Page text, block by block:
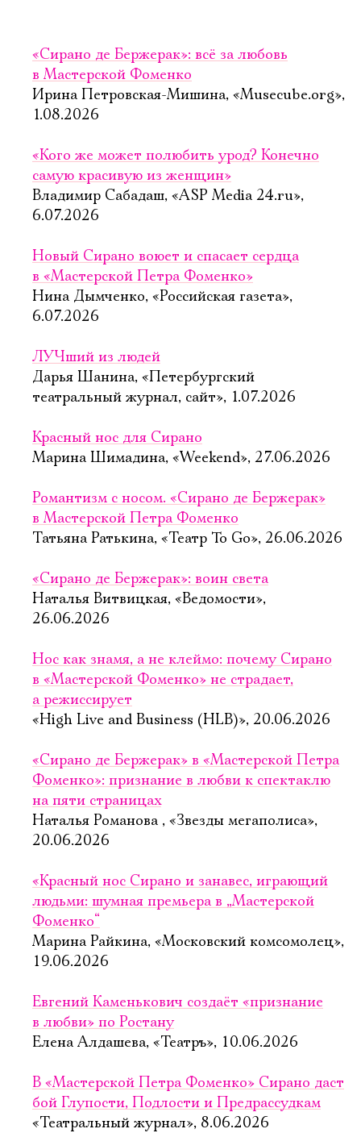
«Сирано де Бержерак»: всё за любовь
в Мастерской Фоменко
Ирина Петровская-Мишина, «Musecube.org»,
1.08.2026
«Кого же может полюбить урод? Конечно
самую красивую из женщин»
Владимир Сабадаш, «ASP Media 24.ru»,
6.07.2026
Новый Сирано воюет и спасает сердца
в «Мастерской Петра Фоменко»
Нина Дымченко, «Российская газета»,
6.07.2026
ЛУЧший из людей
Дарья Шанина, «Петербургский
театральный журнал, сайт», 1.07.2026
Красный нос для Сирано
Марина Шимадина, «Weekend», 27.06.2026
Романтизм с носом. «Сирано де Бержерак»
в Мастерской Петра Фоменко
Татьяна Ратькина, «Театр To Go», 26.06.2026
«Сирано де Бержерак»: воин света
Наталья Витвицкая, «Ведомости»,
26.06.2026
Нос как знамя, а не клеймо: почему Сирано
в «Мастерской Фоменко» не страдает,
а режиссирует
«High Live and Business (HLB)», 20.06.2026
«Сирано де Бержерак» в «Мастерской Петра
Фоменко»: признание в любви к спектаклю
на пяти страницах
Наталья Романова , «Звезды мегаполиса»,
20.06.2026
«Красный нос Сирано и занавес, играющий
людьми: шумная премьера в „Мастерской
Фоменко“
Марина Райкина, «Московский комсомолец»,
19.06.2026
Евгений Каменькович создаёт «признание
в любви» по Ростану
Елена Алдашева, «Театръ», 10.06.2026
В «Мастерской Петра Фоменко» Сирано даст
бой Глупости, Подлости и Предрассудкам
«Театральный журнал», 8.06.2026